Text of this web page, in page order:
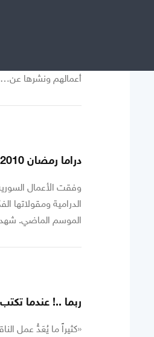
صدر العدد الأول
المكتوب للجيل
أعمالهم ونشرها عن…
دراما رمضان 2010 مراوحة في المكان وبكاء على الأطلال
الدرامية ومقولاتها
الموسم الماضي.
ربما ..! عندما
«كثيراً ما يُعَدُّ عمل